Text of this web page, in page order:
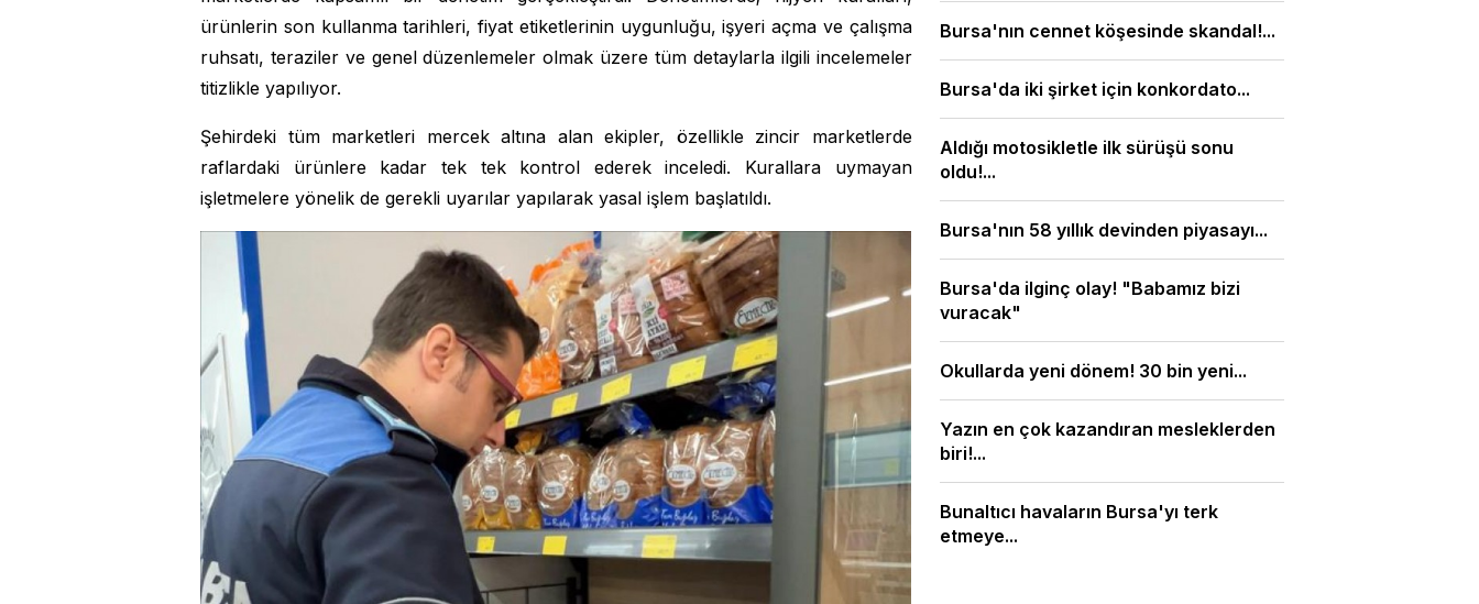
ürünlerin son kullanma tarihleri, fiyat etiketlerinin uygunluğu, işyeri açma ve çalışma
ruhsatı, teraziler ve genel düzenlemeler olmak üzere tüm detaylarla ilgili incelemeler
titizlikle yapılıyor.
Şehirdeki tüm marketleri mercek altına alan ekipler, özellikle zincir marketlerde
raflardaki ürünlere kadar tek tek kontrol ederek inceledi. Kurallara uymayan
işletmelere yönelik de gerekli uyarılar yapılarak yasal işlem başlatıldı.
Bursa'nın cennet köşesinde skandal!...
Bursa'da iki şirket için konkordato...
Aldığı motosikletle ilk sürüşü sonu
oldu!...
Bursa'nın 58 yıllık devinden piyasayı...
Bursa'da ilginç olay! "Babamız bizi
vuracak"
Okullarda yeni dönem! 30 bin yeni...
Yazın en çok kazandıran mesleklerden
biri!...
Bunaltıcı havaların Bursa'yı terk
etmeye...